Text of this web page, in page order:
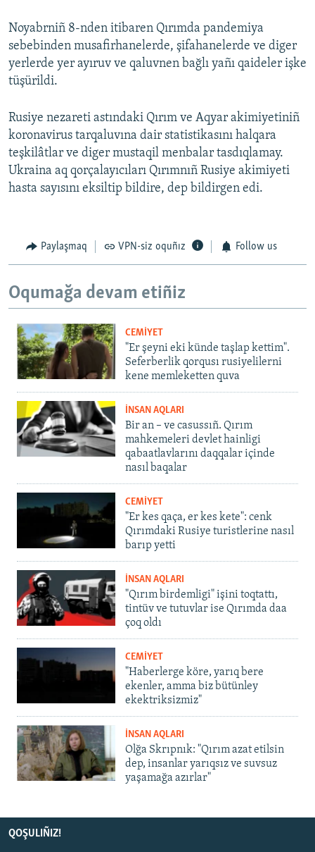
Noyabrniñ 8-nden itibaren Qırımda pandemiya
sebebinden musafirhanelerde, şifahanelerde ve diger
yerlerde yer ayıruv ve qaluvnen bağlı yañı qaideler işke
tüşürildi.
Rusiye nezareti astındaki Qırım ve Aqyar akimiyetiniñ
koronavirus tarqaluvına dair statistikasını halqara
teşkilâtlar ve diger mustaqil menbalar tasdıqlamay.
Ukraina aq qorçalayıcıları Qırımnıñ Rusiye akimiyeti
hasta sayısını eksiltip bildire, dep bildirgen edi.
Paylaşmaq VPN-siz oquñız Follow us
Oqumağa devam etiñiz
CEMİYET
"Er şeyni eki künde taşlap kettim".
Seferberlik qorqusı rusiyelilerni
kene memleketten quva
İNSAN AQLARI
Bir an – ve casussıñ. Qırım
mahkemeleri devlet hainligi
qabaatlavlarını daqqalar içinde
nasıl baqalar
CEMİYET
"Er kes qaça, er kes kete": cenk
Qırımdaki Rusiye turistlerine nasıl
barıp yetti
İNSAN AQLARI
"Qırım birdemligi" işini toqtattı,
tintüv ve tutuvlar ise Qırımda daa
çoq oldı
CEMİYET
"Haberlerge köre, yarıq bere
ekenler, amma biz bütünley
ekektriksizmiz"
İNSAN AQLARI
Olğa Skrıpnık: "Qırım azat etilsin
dep, insanlar yarıqsız ve suvsuz
yaşamağa azırlar"
QOŞULIÑIZ!